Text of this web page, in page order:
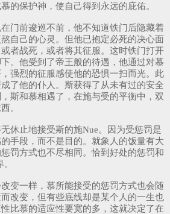
的保护神，使自己得到永远的庇佑。
门前逡巡不前，他不知道铁门后隐藏着
自己的心灵。但他已抱定必死的决心面
者战死，或者将其征服。这时铁门打开
。他受到了帝王般的待遇，他通过对慕
强烈的征服感使他的恐惧一扫而光。此
了他的仆人。斯获得了从未有过的安全
斯和慕相遇了，在施与受的平衡中，双
。
休止地接受斯的施Nue。因为受惩罚是
手段，而不是目的。就象人的饭量有大
罚方式也不尽相同。恰到好处的惩罚和
变一样，慕所能接受的惩罚方式也会随
改变，但有些底线却是某个人的一生也
比慕的适应性要宽的多，这就决定了在